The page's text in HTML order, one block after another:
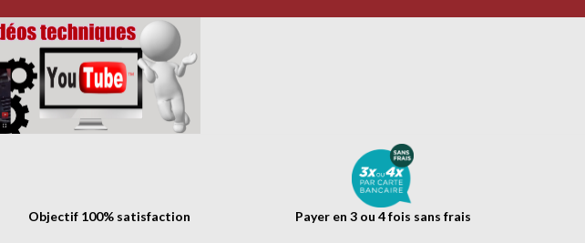
Objectif 100% satisfaction Payer en 3 ou 4 fois sans frais